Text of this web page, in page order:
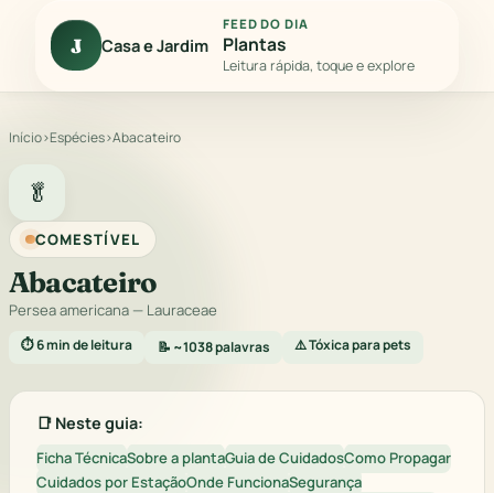
J Casa e Jardim
FEED DO DIA
Plantas
Leitura rápida, toque e explore
Início›Espécies›Abacateiro
🥬
COMESTÍVEL
Abacateiro
Persea americana — Lauraceae
⏱️ 6 min de leitura 📝 ~1038 palavras ⚠️ Tóxica para pets
📑 Neste guia:
Ficha TécnicaSobre a plantaGuia de CuidadosComo Propagar
Cuidados por EstaçãoOnde FuncionaSegurança